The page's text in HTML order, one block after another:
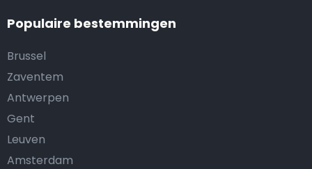
Populaire bestemmingen
Brussel
Zaventem
Antwerpen
Gent
Leuven
Amsterdam